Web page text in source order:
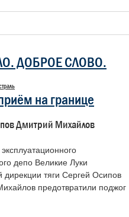
ДОБРОЕ СЛОВО.
на границе
Дмитрий Михайлов
депо Великие Луки
дирекции тяги Сергей Осипов
предотвратили поджог
«Доска почета» уже много лет
площадкой для признания
помогают
проекта являются простые
выходит за рамки рутинного
обязанностей. Для них она
Мы гордимся их